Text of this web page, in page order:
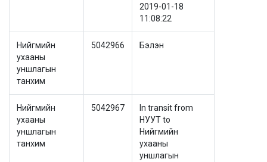
2019-01-18
11:08:22
Нийгмийн
ухааны
уншлагын
танхим
5042966 Бэлэн
Нийгмийн
ухааны
уншлагын
танхим
5042967
In transit from
НУУТ to
Нийгмийн
ухааны
уншлагын